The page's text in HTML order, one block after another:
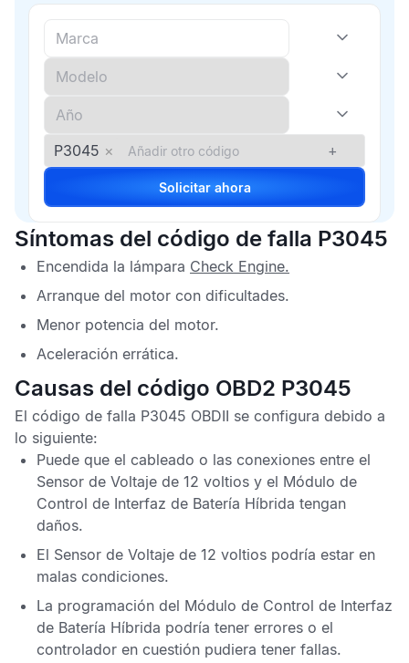
P3045 × +
Solicitar ahora
Síntomas del código de falla P3045
Encendida la lámpara Check Engine.
Arranque del motor con dificultades.
Menor potencia del motor.
Aceleración errática.
Causas del código OBD2 P3045
El código de falla P3045 OBDII se configura debido a
lo siguiente:
Puede que el cableado o las conexiones entre el
Sensor de Voltaje de 12 voltios y el Módulo de
Control de Interfaz de Batería Híbrida tengan
daños.
El Sensor de Voltaje de 12 voltios podría estar en
malas condiciones.
La programación del Módulo de Control de Interfaz
de Batería Híbrida podría tener errores o el
controlador en cuestión pudiera tener fallas.